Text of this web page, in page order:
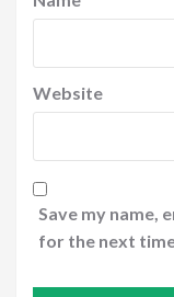
Website
Save my name,
for the next